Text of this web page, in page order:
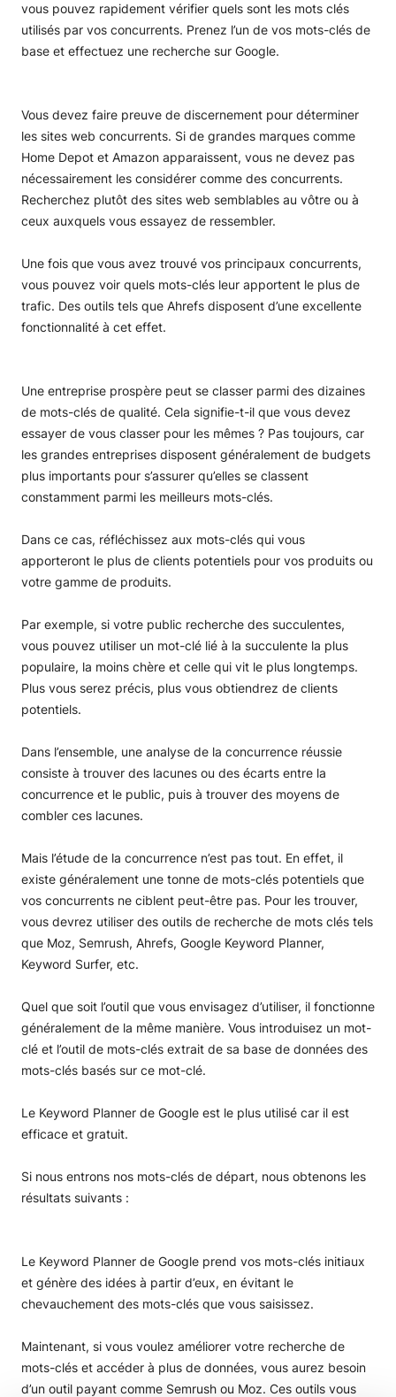
vous pouvez rapidement vérifier quels sont les mots clés
utilisés par vos concurrents. Prenez l’un de vos mots-clés de
base et effectuez une recherche sur Google.
Vous devez faire preuve de discernement pour déterminer
les sites web concurrents. Si de grandes marques comme
Home Depot et Amazon apparaissent, vous ne devez pas
nécessairement les considérer comme des concurrents.
Recherchez plutôt des sites web semblables au vôtre ou à
ceux auxquels vous essayez de ressembler.
Une fois que vous avez trouvé vos principaux concurrents,
vous pouvez voir quels mots-clés leur apportent le plus de
trafic. Des outils tels que Ahrefs disposent d’une excellente
fonctionnalité à cet effet.
Une entreprise prospère peut se classer parmi des dizaines
de mots-clés de qualité. Cela signifie-t-il que vous devez
essayer de vous classer pour les mêmes ? Pas toujours, car
les grandes entreprises disposent généralement de budgets
plus importants pour s’assurer qu’elles se classent
constamment parmi les meilleurs mots-clés.
Dans ce cas, réfléchissez aux mots-clés qui vous
apporteront le plus de clients potentiels pour vos produits ou
votre gamme de produits.
Par exemple, si votre public recherche des succulentes,
vous pouvez utiliser un mot-clé lié à la succulente la plus
populaire, la moins chère et celle qui vit le plus longtemps.
Plus vous serez précis, plus vous obtiendrez de clients
potentiels.
Dans l’ensemble, une analyse de la concurrence réussie
consiste à trouver des lacunes ou des écarts entre la
concurrence et le public, puis à trouver des moyens de
combler ces lacunes.
Mais l’étude de la concurrence n’est pas tout. En effet, il
existe généralement une tonne de mots-clés potentiels que
vos concurrents ne ciblent peut-être pas. Pour les trouver,
vous devrez utiliser des outils de recherche de mots clés tels
que Moz, Semrush, Ahrefs, Google Keyword Planner,
Keyword Surfer, etc.
Quel que soit l’outil que vous envisagez d’utiliser, il fonctionne
généralement de la même manière. Vous introduisez un mot-
clé et l’outil de mots-clés extrait de sa base de données des
mots-clés basés sur ce mot-clé.
Le Keyword Planner de Google est le plus utilisé car il est
efficace et gratuit.
Si nous entrons nos mots-clés de départ, nous obtenons les
résultats suivants :
Le Keyword Planner de Google prend vos mots-clés initiaux
et génère des idées à partir d’eux, en évitant le
chevauchement des mots-clés que vous saisissez.
Maintenant, si vous voulez améliorer votre recherche de
mots-clés et accéder à plus de données, vous aurez besoin
d’un outil payant comme Semrush ou Moz. Ces outils vous